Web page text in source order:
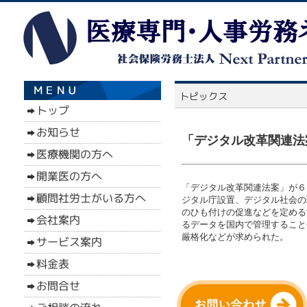
「デジタル改革関連
「デジタル改革関連法案」が
ジタル庁設置、デジタル社会
のひも付けの促進などを定め
るデータを国内で管理するこ
厳格化などが求められた。